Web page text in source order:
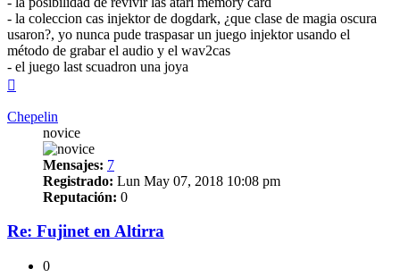
- la coleccion cas injektor de dogdark, ¿que clase de magia oscura
usaron?, yo nunca pude traspasar un juego injektor usando el
método de grabar el audio y el wav2cas
- el juego last scuadron una joya
Chepelin
novice
Mensajes: 7
Registrado: Lun May 07, 2018 10:08 pm
Reputación: 0
Re: Fujinet en Altirra
0